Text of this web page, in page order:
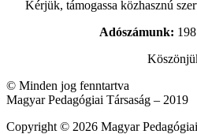
Kérjük, támogassa közhasznú
Adószámunk:
© Minden jog fenntartva
Magyar Pedagógiai Társaság – 2019
Copyright © 2026 Magyar